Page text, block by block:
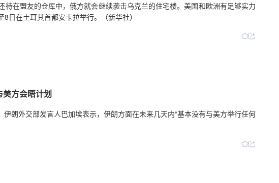
待在盟友的仓库中，俄方就会继续袭击乌克兰的住宅楼。美国和欧洲有足够实力
日在土耳其首都安卡拉举行。（新华社）
美方会晤计划
朗外交部发言人巴加埃表示，伊朗方面在未来几天内“基本没有与美方举行任何